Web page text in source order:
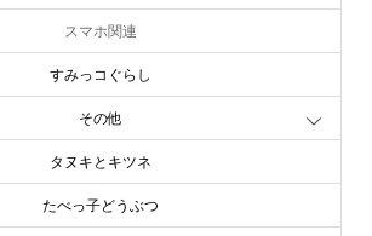
スマホ関連
すみっコぐらし
その他
タヌキとキツネ
たべっ子どうぶつ